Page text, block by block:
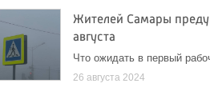
Жителей Самары
августа
Что ожидать в первый
26 августа 2024